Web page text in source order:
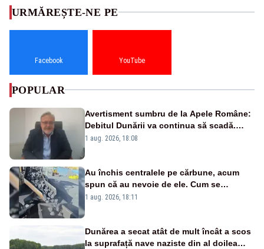
URMĂREȘTE-NE PE
Facebook YouTube
POPULAR
Avertisment sumbru de la Apele Române:
Debitul Dunării va continua să scadă.
Cernavodă s-ar putea închide în 4 zile
1 aug. 2026, 18:08
Au închis centralele pe cărbune, acum
spun că au nevoie de ele. Cum se
pasează vina în plină criză energetică
1 aug. 2026, 18:11
Dunărea a secat atât de mult încât a scos
la suprafață nave naziste din al doilea